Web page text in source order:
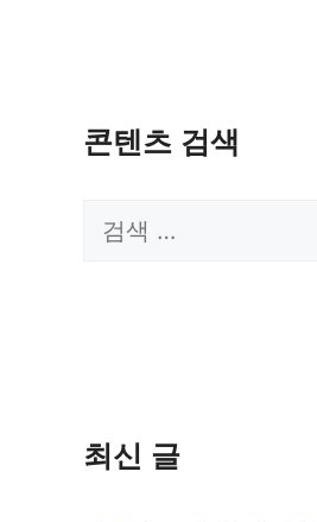
콘텐츠 검색
검
최신 글